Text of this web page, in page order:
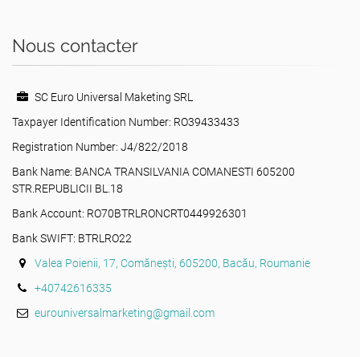
Nous contacter
SC Euro Universal Maketing SRL
Taxpayer Identification Number: RO39433433
Registration Number: J4/822/2018
Bank Name: BANCA TRANSILVANIA COMANESTI 605200
STR.REPUBLICII BL.18
Bank Account: RO70BTRLRONCRT0449926301
Bank SWIFT: BTRLRO22
Valea Poienii, 17, Comănești, 605200, Bacău, Roumanie
+40742616335
eurouniversalmarketing@gmail.com